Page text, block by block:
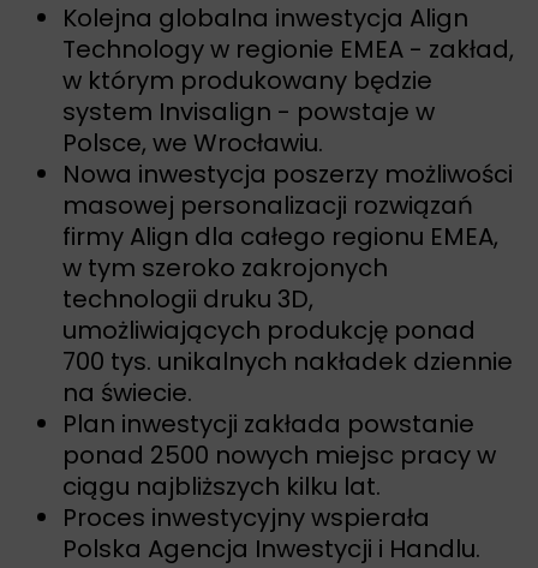
Kolejna globalna inwestycja Align
Technology w regionie EMEA - zakład,
w którym produkowany będzie
system Invisalign - powstaje w
Polsce, we Wrocławiu.
Nowa inwestycja poszerzy możliwości
masowej personalizacji rozwiązań
firmy Align dla całego regionu EMEA,
w tym szeroko zakrojonych
technologii druku 3D,
umożliwiających produkcję ponad
700 tys. unikalnych nakładek dziennie
na świecie.
Plan inwestycji zakłada powstanie
ponad 2500 nowych miejsc pracy w
ciągu najbliższych kilku lat.
Proces inwestycyjny wspierała
Polska Agencja Inwestycji i Handlu.